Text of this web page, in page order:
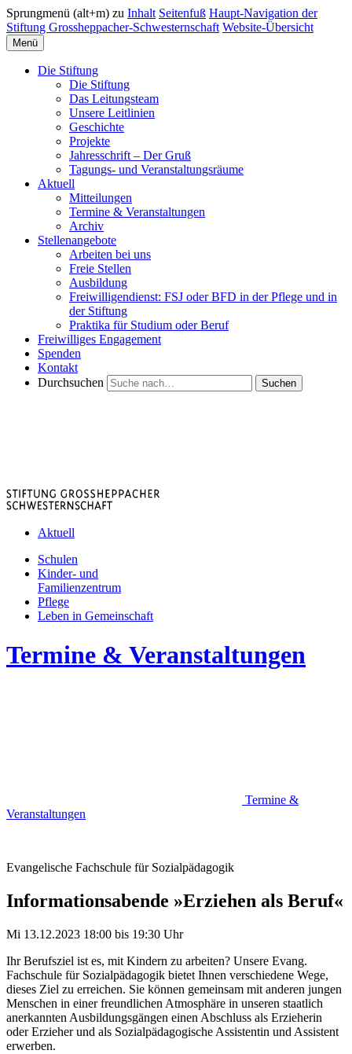
Sprungmenü (alt+m) zu Inhalt Seitenfuß Haupt-Navigation der
Stiftung Grossheppacher-Schwesternschaft Website-Übersicht
Menü
Die Stiftung
Die Stiftung
Das Leitungsteam
Unsere Leitlinien
Geschichte
Projekte
Jahresschrift – Der Gruß
Tagungs- und Veranstaltungsräume
Aktuell
Mitteilungen
Termine & Veranstaltungen
Archiv
Stellenangebote
Arbeiten bei uns
Freie Stellen
Ausbildung
Freiwilligendienst: FSJ oder BFD in der Pflege und in
der Stiftung
Praktika für Studium oder Beruf
Freiwilliges Engagement
Spenden
Kontakt
Durchsuchen
Suchen
Aktuell
Schulen
Kinder- und
Familienzentrum
Pflege
Leben in Gemeinschaft
Termine & Veranstaltungen
Termine &
Veranstaltungen
Evangelische Fachschule für Sozialpädagogik
Informationsabende »Erziehen als Beruf«
Mi 13.12.2023 18:00 bis 19:30 Uhr
Ihr Berufsziel ist es, mit Kindern zu arbeiten? Unsere Evang.
Fachschule für Sozialpädagogik bietet Ihnen verschiedene Wege,
dieses Ziel zu erreichen. Sie können gemeinsam mit anderen jungen
Menschen in einer freundlichen Atmosphäre in unseren staatlich
anerkannten Ausbildungsgängen einen Abschluss als Erzieherin
oder Erzieher und als Sozialpädagogische Assistentin und Assistent
erwerben.